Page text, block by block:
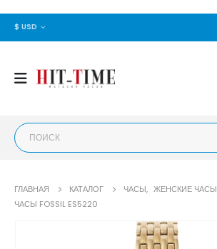
$ USD
ГЛАВНАЯ КАТАЛОГ ЧАСЫ, ЖЕНСКИЕ ЧАСЫ
ЧАСЫ FOSSIL ES5220